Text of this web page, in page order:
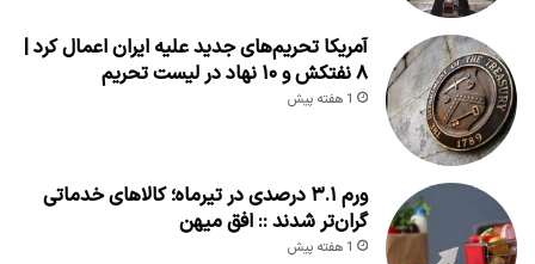
آمریکا تحریم‌های جدید علیه ایران اعمال کرد |
۸ نفتکش و ۱۰ نهاد در لیست تحریم
1 هفته پیش
ورم ۳.۱ درصدی در تیرماه؛ کالاهای خدماتی
گران‌تر شدند :: افق میهن
1 هفته پیش